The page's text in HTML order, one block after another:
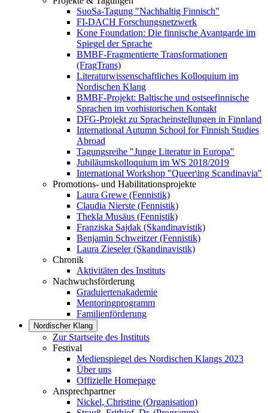
SuoSa-Tagung "Nachhaltig Finnisch"
FI-DACH Forschungsnetzwerk
Kone Foundation: Die finnische Avantgarde im
Spiegel der Sprache
BMBF-Fragmentierte Transformationen
(FragTrans)
Literaturwissenschaftliches Kolloquium im
Nordischen Klang
BMBF-Projekt: Baltische und ostseefinnische
Sprachen im vorhistorischen Kontakt
DFG-Projekt zu Spracheinstellungen in Finnland
International Autumn School for Finnish Studies
Abroad
Tagungsreihe "Junge Literatur in Europa"
Jubiläumskolloquium im WS 2018/2019
International Workshop "Queer\ing Scandinavia"
Promotions- und Habilitationsprojekte
Laura Grewe (Fennistik)
Claudia Nierste (Fennistik)
Thekla Musäus (Fennistik)
Franziska Sajdak (Skandinavistik)
Benjamin Schweitzer (Fennistik)
Laura Zieseler (Skandinavistik)
Chronik
Aktivitäten des Instituts
Nachwuchsförderung
Graduiertenakademie
Mentoringprogramm
Familienförderung
Nordischer Klang
Zur Startseite des Instituts
Festival
Medienspiegel des Nordischen Klangs 2023
Über uns
Offizielle Homepage
Ansprechpartner
Nickel, Christine (Organisation)